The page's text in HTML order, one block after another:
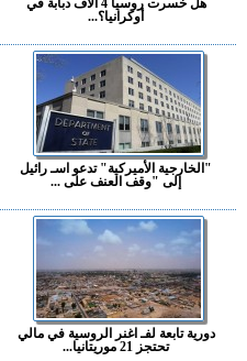
هل خسرت روسيا 4 آلاف دبابة في
أوكرانيا؟...
"الخارجية الأميركية" تدعو اسـ رائيل
إلى "وقف العنف على ...
دورية تابعة لفـ اغنر الروسية في مالي
تحتجز 21 موريتانيا...